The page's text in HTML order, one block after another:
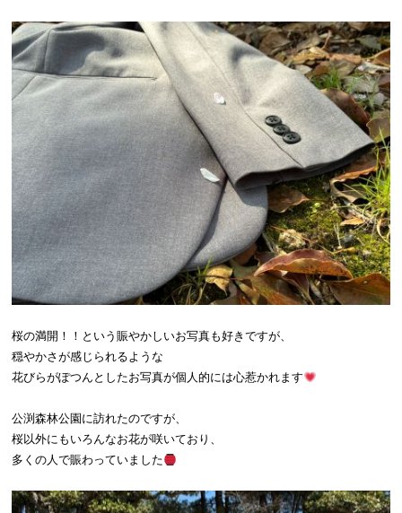
桜の満開！！という賑やかしいお写真も好きですが、
穏やかさが感じられるような
花びらがぽつんとしたお写真が個人的には心惹かれます
公渕森林公園に訪れたのですが、
桜以外にもいろんなお花が咲いており、
多くの人で賑わっていました